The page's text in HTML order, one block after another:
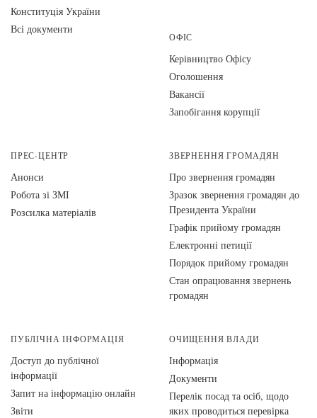
Конституція України
Всі документи
ОФІС
Керівництво Офісу
Оголошення
Вакансії
Запобігання корупції
ПРЕС-ЦЕНТР
Анонси
Робота зі ЗМІ
Розсилка матеріалів
ЗВЕРНЕННЯ ГРОМАДЯН
Про звернення громадян
Зразок звернення громадян до
Президента України
Графік прийому громадян
Електронні петиції
Порядок прийому громадян
Стан опрацювання звернень
громадян
ПУБЛІЧНА ІНФОРМАЦІЯ
Доступ до публічної
інформації
Запит на інформацію онлайн
Звіти
ОЧИЩЕННЯ ВЛАДИ
Інформація
Документи
Перелік посад та осіб, щодо
яких проводиться перевірка